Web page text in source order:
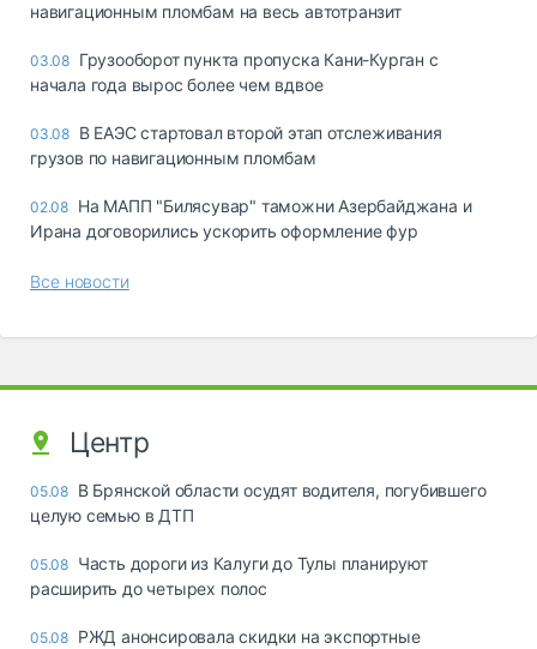
навигационным пломбам на весь автотранзит
03.08 Грузооборот пункта пропуска Кани-Курган с
начала года вырос более чем вдвое
03.08 В ЕАЭС стартовал второй этап отслеживания
грузов по навигационным пломбам
02.08 На МАПП "Билясувар" таможни Азербайджана и
Ирана договорились ускорить оформление фур
Все новости
Центр
05.08 В Брянской области осудят водителя, погубившего
целую семью в ДТП
05.08 Часть дороги из Калуги до Тулы планируют
расширить до четырех полос
05.08 РЖД анонсировала скидки на экспортные